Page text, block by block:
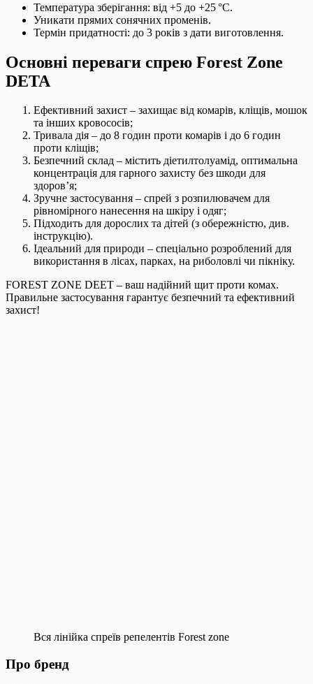
Температура зберігання: від +5 до +25 °C.
Уникати прямих сонячних променів.
Термін придатності: до 3 років з дати виготовлення.
Основні переваги спрею Forest Zone
DETA
Ефективний захист – захищає від комарів, кліщів, мошок
та інших кровососів;
Тривала дія – до 8 годин проти комарів і до 6 годин
проти кліщів;
Безпечний склад – містить діетилтолуамід, оптимальна
концентрація для гарного захисту без шкоди для
здоров’я;
Зручне застосування – спрей з розпилювачем для
рівномірного нанесення на шкіру і одяг;
Підходить для дорослих та дітей (з обережністю, див.
інструкцію).
Ідеальний для природи – спеціально розроблений для
використання в лісах, парках, на риболовлі чи пікніку.
FOREST ZONE DEET – ваш надійний щит проти комах.
Правильне застосування гарантує безпечний та ефективний
захист!
Вся лінійка спреїв репелентів Forest zone
Про бренд